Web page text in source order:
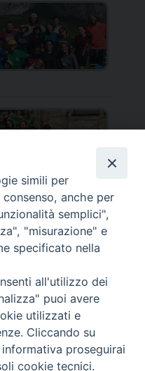
PERGOLA | Via Roma,
(PU) |
Fiscale 90003900413
Privacy
simili per
anche per
semplici",
"misurazione" e
specificato nella
all'utilizzo dei
puoi avere
utilizzati e
Cliccando su
proseguirai
cookie tecnici.